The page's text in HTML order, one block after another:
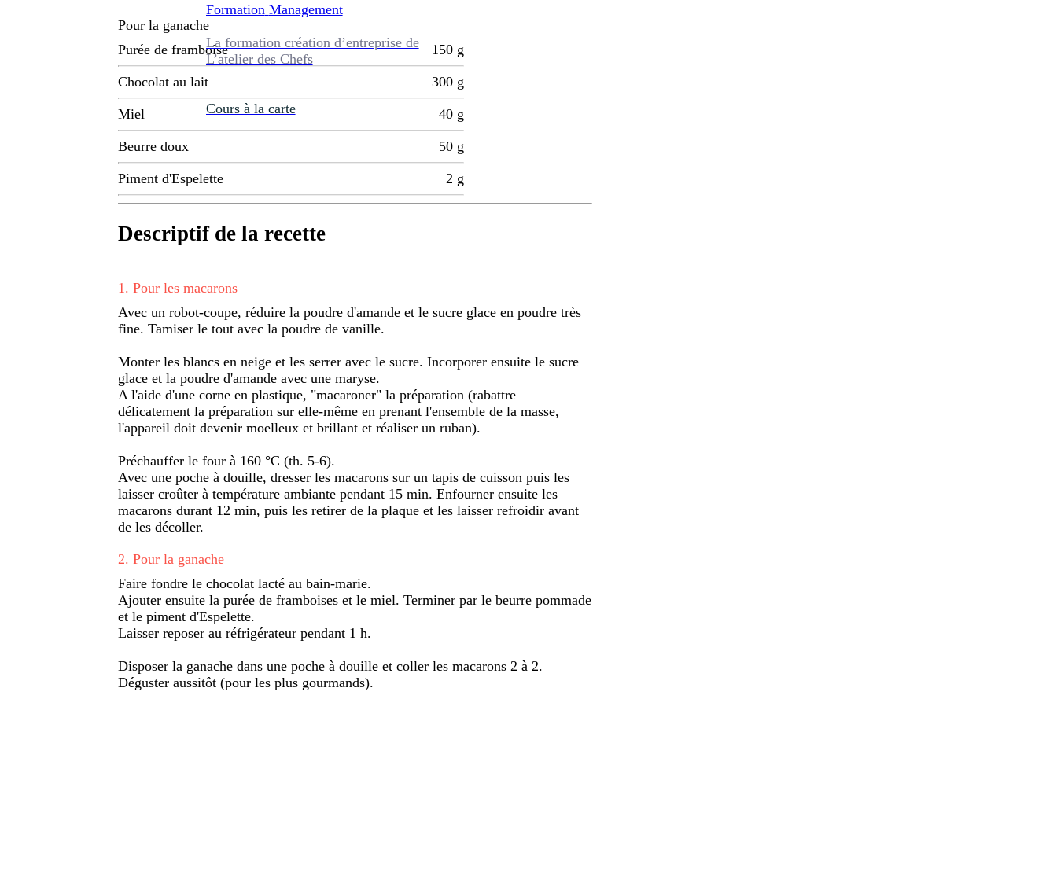
Formation Management
La formation création d’entreprise de
L’atelier des Chefs
Cours à la carte
Pour la ganache
Purée de framboise
150 g
Chocolat au lait 300 g
Miel 40 g
Beurre doux 50 g
Piment d'Espelette 2 g
Descriptif de la recette
1 . Pour les macarons
Avec un robot-coupe, réduire la poudre d'amande et le sucre glace en poudre très
fine. Tamiser le tout avec la poudre de vanille.
Monter les blancs en neige et les serrer avec le sucre. Incorporer ensuite le sucre
glace et la poudre d'amande avec une maryse.
A l'aide d'une corne en plastique, "macaroner" la préparation (rabattre
délicatement la préparation sur elle-même en prenant l'ensemble de la masse,
l'appareil doit devenir moelleux et brillant et réaliser un ruban).
Préchauffer le four à 160 °C (th. 5-6).
Avec une poche à douille, dresser les macarons sur un tapis de cuisson puis les
laisser croûter à température ambiante pendant 15 min. Enfourner ensuite les
macarons durant 12 min, puis les retirer de la plaque et les laisser refroidir avant
de les décoller.
2. Pour la ganache
Faire fondre le chocolat lacté au bain-marie.
Ajouter ensuite la purée de framboises et le miel. Terminer par le beurre pommade
et le piment d'Espelette.
Laisser reposer au réfrigérateur pendant 1 h.
Disposer la ganache dans une poche à douille et coller les macarons 2 à 2.
Déguster aussitôt (pour les plus gourmands).